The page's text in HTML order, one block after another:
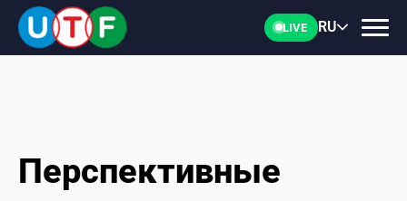
LIVE RU
ГЛАВНАЯ
Перспективные